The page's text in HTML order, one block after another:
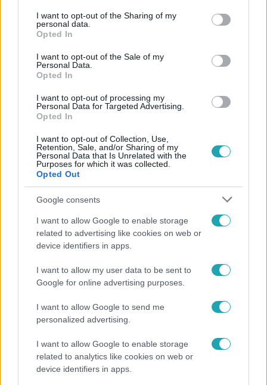
not limited to your visit or usage behaviour. You may click to
grant or deny consent to Google and its third-party tags to
use your data for below specified purposes in below Google
consent section.
I want to opt-out of the Sharing of my
personal data.
Opted In
I want to opt-out of the Sale of my
Personal Data.
Opted In
I want to opt-out of processing my
Personal Data for Targeted Advertising.
Opted In
I want to opt-out of Collection, Use,
Retention, Sale, and/or Sharing of my
Personal Data that Is Unrelated with the
Purposes for which it was collected.
Opted Out
Google consents
I want to allow Google to enable storage
related to advertising like cookies on web or
device identifiers in apps.
I want to allow my user data to be sent to
Google for online advertising purposes.
I want to allow Google to send me
personalized advertising.
I want to allow Google to enable storage
related to analytics like cookies on web or
device identifiers in apps.
REGGELI #VIDEÓ # ADÁSRÉSZLETEK
PATAKI ÁGI
BALATON-FELVIDÉK
Népszerű
Pluszpénzes légkondi, elfogyott jég, zöld rántotta:
Járai Máté kiakadt Siófokon